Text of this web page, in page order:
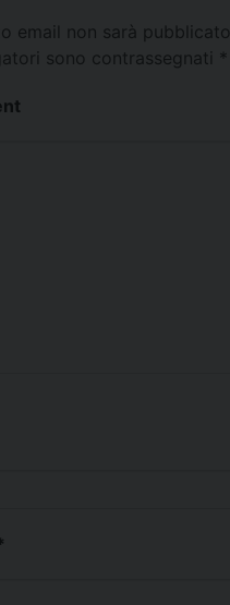
email non sarà pubblicato.
sono contrassegnati *